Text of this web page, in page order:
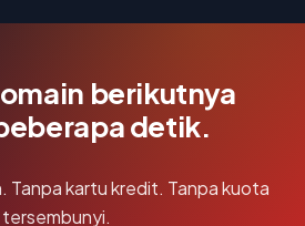
berikutnya
detik.
Tanpa kartu kredit. Tanpa kuota
tersembunyi.